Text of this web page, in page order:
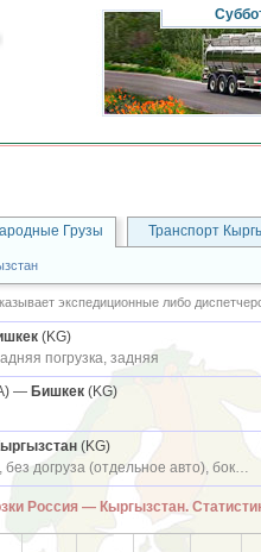
Грузы Транспорт
экспедиционные либо
(KG)
погрузка, задняя
— Бишкек (KG)
(KG)
тент, Запрос цены, без догруза (отдельное авто), боковая
Россия — Кыргызстан.